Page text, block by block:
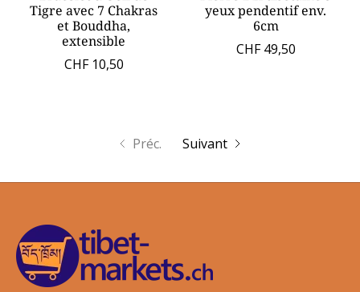
Tigre avec 7 Chakras
et Bouddha,
extensible
CHF 10,50
yeux pendentif env.
6cm
CHF 49,50
Préc. Suivant